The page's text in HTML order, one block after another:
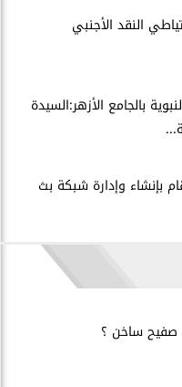
النقد الأجنبي
بالجامع الأزهر:السيدة
بإنشاء وإدارة شبكة بث
صفيح ساخن ؟